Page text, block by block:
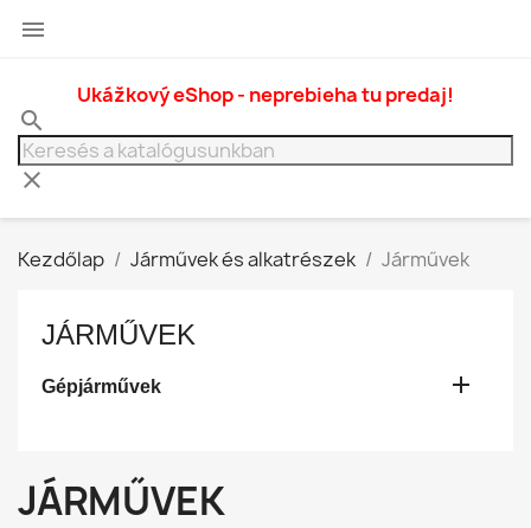

Ukážkový eShop - neprebieha tu predaj!
search
clear
Kezdőlap Járművek és alkatrészek Járművek
JÁRMŰVEK
Gépjárművek 
JÁRMŰVEK